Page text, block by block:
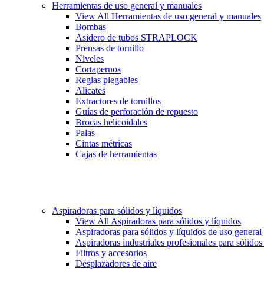
Herramientas de uso general y manuales
View All Herramientas de uso general y manuales
Bombas
Asidero de tubos STRAPLOCK
Prensas de tornillo
Niveles
Cortapernos
Reglas plegables
Alicates
Extractores de tornillos
Guías de perforación de repuesto
Brocas helicoidales
Palas
Cintas métricas
Cajas de herramientas
Aspiradoras para sólidos y líquidos
View All Aspiradoras para sólidos y líquidos
Aspiradoras para sólidos y líquidos de uso general
Aspiradoras industriales profesionales para
Filtros y accesorios
Desplazadores de aire